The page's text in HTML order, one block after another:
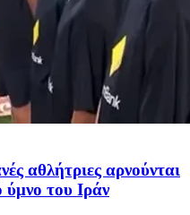
αθλήτριες αρνούνται
ύμνο του Ιράν